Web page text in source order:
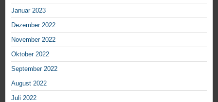
Januar 2023
Dezember 2022
November 2022
Oktober 2022
September 2022
August 2022
Juli 2022